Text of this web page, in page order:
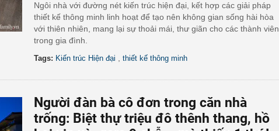
Ngôi nhà với đường nét kiến trúc hiện đại, kết hợp các giải pháp
thiết kế thông minh linh hoạt để tạo nên không gian sống hài hòa
với thiên nhiên, mang lại sự thoải mái, thư giãn cho các thành viên
trong gia đình.
Tags: Kiến trúc Hiện đại thiết kế thông minh
Người đàn bà cô đơn trong căn nhà
trống: Biệt thự triệu đô thênh thang, hồ